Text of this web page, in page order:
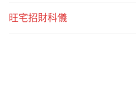
旺宅招財科儀